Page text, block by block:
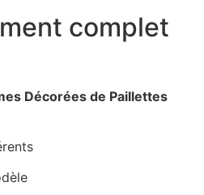
complet
Décorées de Paillettes